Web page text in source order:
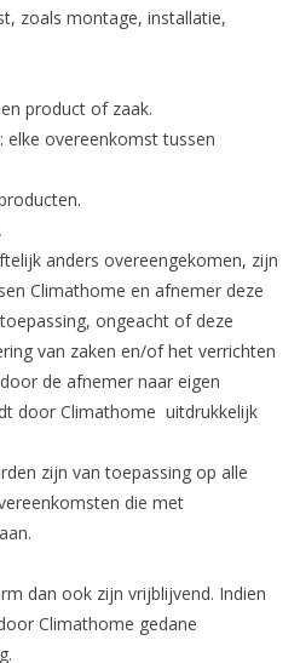
zoals montage, installatie,
product of zaak.
elke overeenkomst tussen
anders overeengekomen, zijn
Climathome en afnemer deze
ongeacht of deze
van zaken en/of het verrichten
de afnemer naar eigen
door Climathome uitdrukkelijk
zijn van toepassing op alle
die met
dan ook zijn vrijblijvend. Indien
Climathome gedane